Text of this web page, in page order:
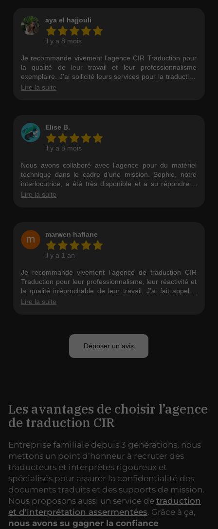
Les avantages de choisir l’agence
de traduction CIR
Entreprise familiale depuis 3 générations, nous
mettons un point d’honneur à recruter des
traducteurs et interprètes rigoureux et
spécialisés pour assurer la confidentialité des
documents traduits et des supports de mission.
Nous proposons aussi un service detraduction
et d'interprétation assermentées. Grâce à ça,
nous avons su gagner la confiance